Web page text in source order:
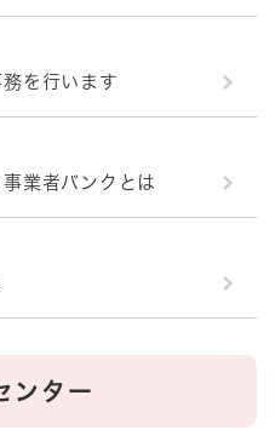
を行います
業者バンクとは
ンター